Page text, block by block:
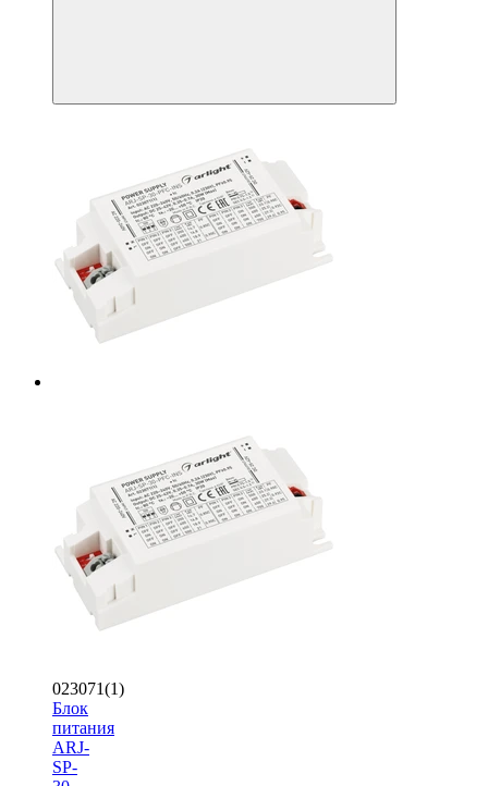
023071(1)
Блок
питания
ARJ-
SP-